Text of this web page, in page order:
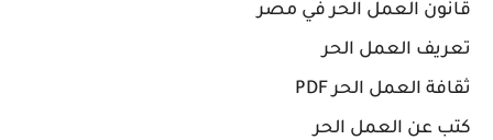
قانون العمل الحر في مصر
تعريف العمل الحر
ثقافة العمل الحر PDF
كتب عن العمل الحر